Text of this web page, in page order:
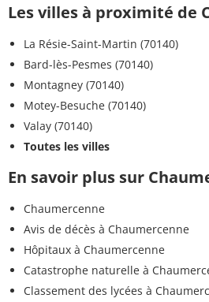
Les villes à proximité de
La Résie-Saint-Martin (70140)
Bard-lès-Pesmes (70140)
Montagney (70140)
Motey-Besuche (70140)
Valay (70140)
Toutes les villes
En savoir plus sur
Chaumercenne
Avis de décès à Chaumercenne
Hôpitaux à Chaumercenne
Catastrophe naturelle à
Classement des lycées à